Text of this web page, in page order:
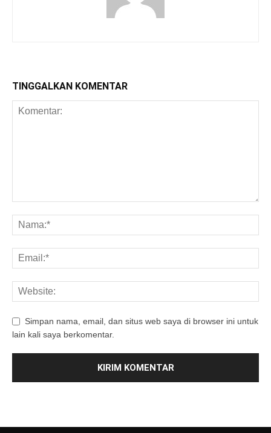
TINGGALKAN KOMENTAR
Simpan nama, email, dan situs web saya di browser ini untuk
lain kali saya berkomentar.